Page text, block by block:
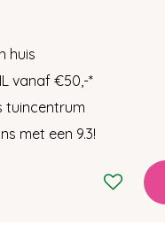
huis
vanaf €50,-*
tuincentrum
met een 9.3!